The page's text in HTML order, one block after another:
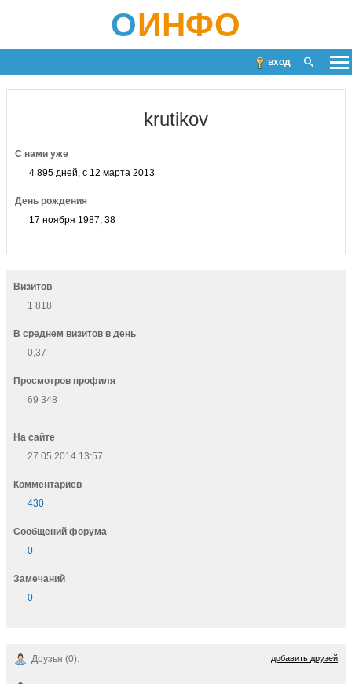
ОИНФО
вход
krutikov
С нами уже
4 895 дней, с 12 марта 2013
День рождения
17 ноября 1987, 38
Визитов
1 818
В среднем визитов в день
0,37
Просмотров профиля
69 348
На сайте
27.05.2014 13:57
Комментариев
430
Cообщений форума
0
Замечаний
0
Друзья (0): добавить друзей